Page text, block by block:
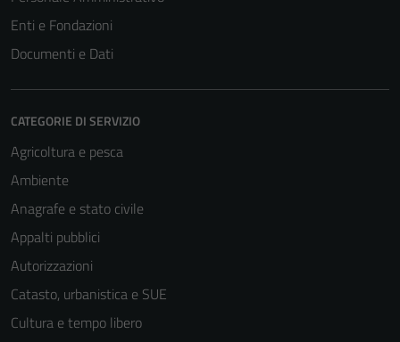
Enti e Fondazioni
Documenti e Dati
CATEGORIE DI SERVIZIO
Agricoltura e pesca
Ambiente
Anagrafe e stato civile
Appalti pubblici
Autorizzazioni
Catasto, urbanistica e SUE
Cultura e tempo libero